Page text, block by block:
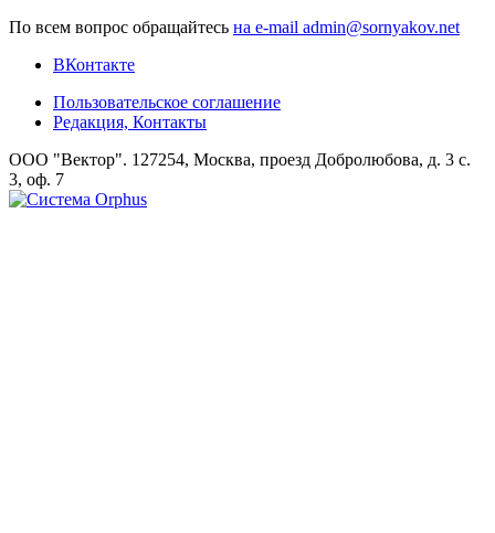
По всем вопрос обращайтесь на e-mail admin@sornyakov.net
ВКонтакте
Пользовательское соглашение
Редакция, Контакты
ООО "Вектор". 127254, Москва, проезд Добролюбова, д. 3 с.
3, оф. 7